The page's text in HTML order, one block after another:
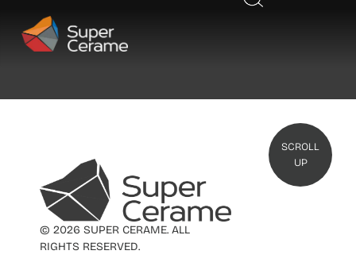
© 2026 SUPER CERAME. ALL
RIGHTS RESERVED.
SCROLL
UP